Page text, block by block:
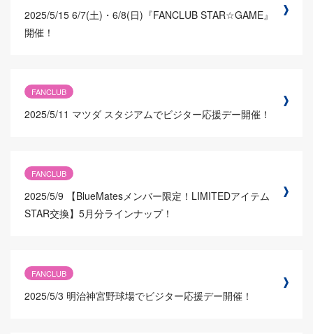
2025/5/15 6/7(土)・6/8(日)『FANCLUB STAR☆GAME』
開催！
FANCLUB
2025/5/11 マツダ スタジアムでビジター応援デー開催！
FANCLUB
2025/5/9
【BlueMatesメンバー限定！LIMITEDアイテム
STAR交換】5月分ラインナップ！
FANCLUB
2025/5/3 明治神宮野球場でビジター応援デー開催！